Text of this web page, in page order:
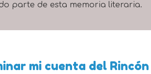
parte de esta memoria literaria.
mi cuenta del